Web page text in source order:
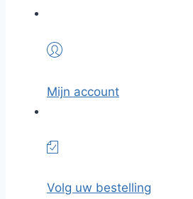
Mijn account
Volg uw bestelling